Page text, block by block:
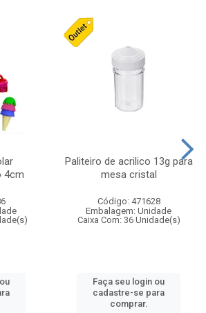
4cm
Paliteiro de acrilico 13g para
mesa cristal
Código: 471628
Embalagem: Unidade
Caixa Com: 36 Unidade(s)
Faça seu login ou
cadastre-se para
comprar.